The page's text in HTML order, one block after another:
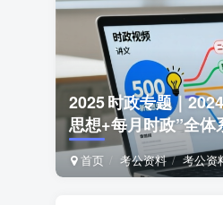
2025 时政专题｜
思想+每月时政”全体
首页 考公资料 考公资